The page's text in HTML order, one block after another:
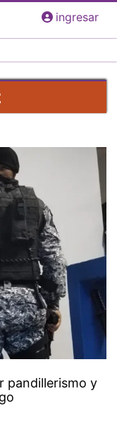
ingresar
pandillerismo y